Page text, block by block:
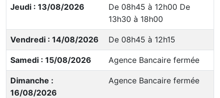
Jeudi : 13/08/2026
De 08h45 à 12h00 De
13h30 à 18h00
Vendredi : 14/08/2026 De 08h45 à 12h15
Samedi : 15/08/2026 Agence Bancaire fermée
Dimanche :
16/08/2026
Agence Bancaire fermée